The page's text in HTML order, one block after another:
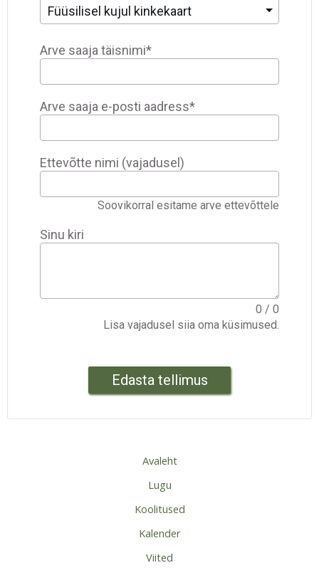
Füüsilisel kujul kinkekaart
Arve saaja täisnimi*
Arve saaja e-posti aadress*
Ettevõtte nimi (vajadusel)
Soovikorral esitame arve ettevõttele
Sinu kiri
0 / 0
Lisa vajadusel siia oma küsimused.
Edasta tellimus
Avaleht
Lugu
Koolitused
Kalender
Viited